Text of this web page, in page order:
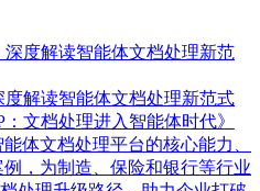
解读智能体文档处理新范式
文档处理进入智能体时代》
体文档处理平台的核心能力、
，为制造、保险和银行等行业